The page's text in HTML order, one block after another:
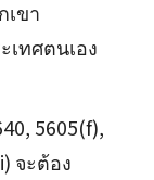
ขา
ทศตนเอง
5605(f),
จะต้อง